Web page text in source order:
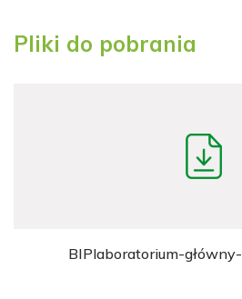
Pliki do pobrania
BIPlaboratorium-